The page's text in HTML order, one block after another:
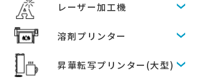
レーザー加工機
溶剤プリンター
昇華転写プリンター(大型)